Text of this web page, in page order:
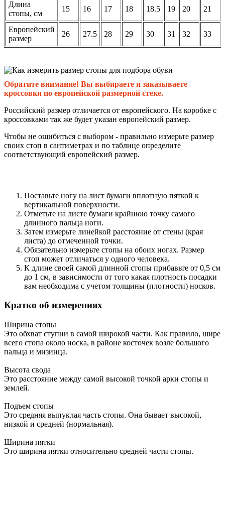
Длина
стопы, см
15 16 17 18 18.5 19 20 21
Европейский
размер
26 27.5 28 29 30 31 32 33
Обратите внимание! Вы выбираете и заказываете
кроссовки по европейской размерной стеке.
Российский размер отличается от европейского. На коробке с
кроссовками так же будет указан европейский размер.
Чтобы не ошибиться с выбором - правильно измерьте размер
своих стоп в сантиметрах и по таблице определите
соответствующий европейский размер.
Поставьте ногу на лист бумаги вплотную пяткой к
вертикальной поверхности.
Отметьте на листе бумаги крайнюю точку самого
длинного пальца ноги.
Затем измерьте линейкой расстояние от стены (края
листа) до отмеченной точки.
Обязательно измерьте стопы на обоих ногах. Размер
стоп может отличаться у одного человека.
К длине своей самой длинной стопы прибавьте от 0,5 см
до 1 см, в зависимости от того какая плотность посадки
вам необходима с учетом толщины (плотности) носков.
Кратко об измерениях
Ширина стопы
Это обхват ступни в самой широкой части. Как правило, шире
всего стопа около носка, в районе косточек возле большого
пальца и мизинца.
Высота свода
Это расстояние между самой высокой точкой арки стопы и
землей.
Подъем стопы
Это средняя выпуклая часть стопы. Она бывает высокой,
низкой и средней (нормальная).
Ширина пятки
Это ширина пятки относительно средней части стопы.